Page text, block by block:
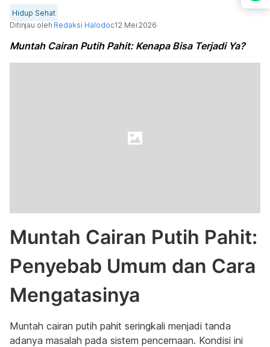
Hidup Sehat
Ditinjau oleh Redaksi Halodoc12 Mei 2026
Muntah Cairan Putih Pahit: Kenapa Bisa Terjadi Ya?
Muntah Cairan Putih Pahit:
Penyebab Umum dan Cara
Mengatasinya
Muntah cairan putih pahit seringkali menjadi tanda
adanya masalah pada sistem pencernaan. Kondisi ini